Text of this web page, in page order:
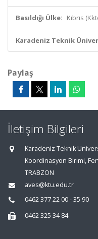
Basıldığı Ülke: Kıbrıs
Karadeniz Teknik
Paylaş
İletişim Bilgileri
Karadeniz Teknik
Koordinasyon Birimi,
TRABZON
aves@ktu.edu.tr
0462 377 22 00 - 35 90
0462 325 34 84